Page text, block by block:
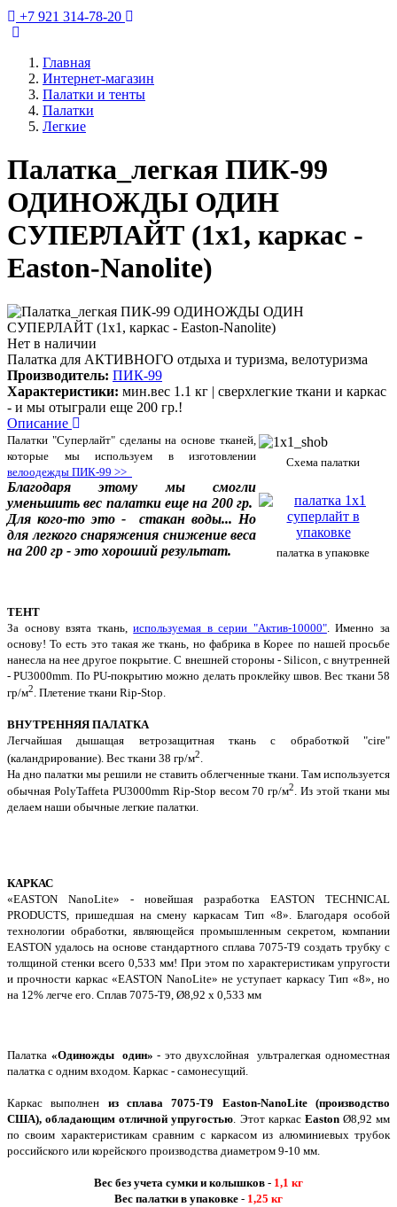
+7 921 314-78-20
Главная
Интернет-магазин
Палатки и тенты
Палатки
Легкие
Палатка_легкая ПИК-99
ОДИНОЖДЫ ОДИН
СУПЕРЛАЙТ (1х1, каркас -
Easton-Nanolite)
Нет в наличии
Палатка для АКТИВНОГО отдыха и туризма, велотуризма
Производитель: ПИК-99
Характеристики: мин.вес 1.1 кг | сверхлегкие ткани и каркас
- и мы отыграли еще 200 гр.!
Описание
Схема палатки
палатка в упаковке
Палатки "Суперлайт" сделаны на основе тканей,
которые мы используем в изготовлении
велоодежды ПИК-99 >>
Благодаря этому мы смогли
уменьшить вес палатки еще на 200 гр.
Для кого-то это - стакан воды... Но
для легкого снаряжения снижение веса
на 200 гр - это хороший результат.
ТЕНТ
За основу взята ткань,используемая в серии "Актив-10000". Именно за
основу! То есть это такая же ткань, но фабрика в Корее по нашей просьбе
нанесла на нее другое покрытие. С внешней стороны - Silicon, с внутренней
- PU3000mm. По PU-покрытию можно делать проклейку швов. Вес ткани 58
гр/м2. Плетение ткани Rip-Stop.
ВНУТРЕННЯЯ ПАЛАТКА
Легчайшая дышащая ветрозащитная ткань с обработкой "cire"
(каландрирование). Вес ткани 38 гр/м2
На дно палатки мы решили не ставить облегченные ткани. Там используется
обычная PolyTaffeta PU3000mm Rip-Stop весом 70 гр/м2
. Из этой ткани мы
делаем наши обычные легкие палатки.
КАРКАС
«EASTON NanoLite» - новейшая разработка EASTON TECHNICAL
PRODUCTS, пришедшая на смену каркасам Тип «8». Благодаря особой
технологии обработки, являющейся промышленным секретом, компании
EASTON удалось на основе стандартного сплава 7075-Т9 создать трубку с
толщиной стенки всего 0,533 мм! При этом по характеристикам упругости
и прочности каркас «EASTON NanoLite» не уступает каркасу Тип «8», но
на 12% легче его. Сплав 7075-Т9, Ø8,92 х 0,533 мм
Палатка «Одиножды один»- это двухслойная ультралегкая одноместная
палатка с одним входом. Каркас - самонесущий.
Каркас выполнен из
сплава 7075-Т9 Easton-NanoLite (производство
США), обладающим отличной упругостью . Этот каркас EastonØ8,92 мм
по своим характеристикам сравним с каркасом из алюминиевых трубок
российского или корейского производства диаметром 9-10 мм.
Вес без учета сумки и колышков - 1,1 кг
Вес палатки в упаковке - 1,25 кг